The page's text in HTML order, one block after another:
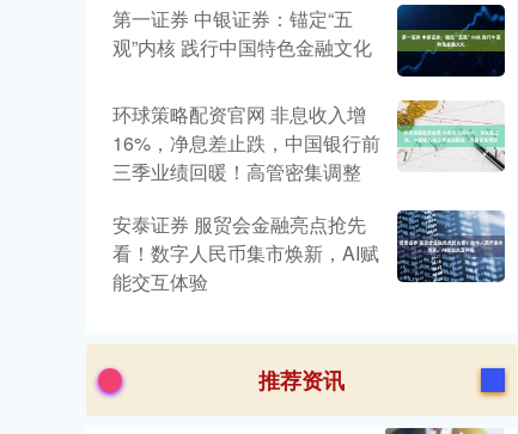
第一证券 中银证券：锚定“五
观”内核 践行中国特色金融文化
环球策略配资官网 非息收入增
16%，净息差止跌，中国银行前
三季业绩回暖！高管密集调整
安泰证券 服贸会金融亮点抢先
看！数字人民币集市焕新，AI赋
能交互体验
推荐资讯